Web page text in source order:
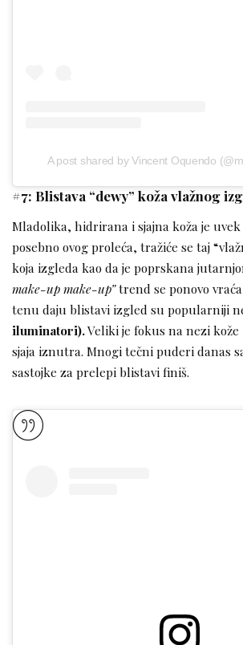
A post shared by Vincent Oquendo
#7: Blistava “dewy” koža vlažnog
Mladolika, hidrirana i sjajna koža je
posebno ovog proleća, tražiće se taj
koja izgleda kao da je poprskana
make-up make-up”trend se ponovo
tenu daju blistavi izgled su popularniji
iluminatori).Veliki je fokus na nezi
sjaja iznutra. Mnogi tečni puderi danas
sastojke za prelepi blistavi finiš.